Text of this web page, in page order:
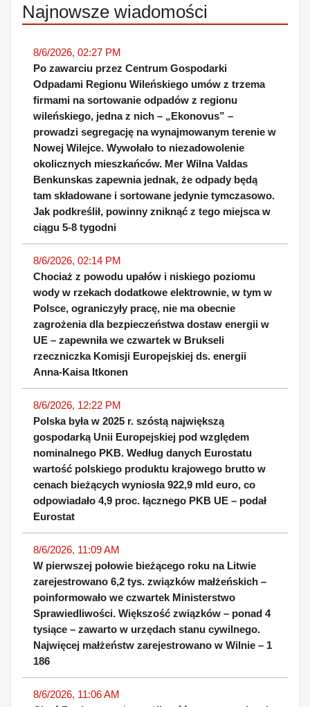
Najnowsze wiadomości
8/6/2026, 02:27 PM
Po zawarciu przez Centrum Gospodarki
Odpadami Regionu Wileńskiego umów z trzema
firmami na sortowanie odpadów z regionu
wileńskiego, jedna z nich – „Ekonovus” –
prowadzi segregację na wynajmowanym terenie w
Nowej Wilejce. Wywołało to niezadowolenie
okolicznych mieszkańców. Mer Wilna Valdas
Benkunskas zapewnia jednak, że odpady będą
tam składowane i sortowane jedynie tymczasowo.
Jak podkreślił, powinny zniknąć z tego miejsca w
ciągu 5-8 tygodni
8/6/2026, 02:14 PM
Chociaż z powodu upałów i niskiego poziomu
wody w rzekach dodatkowe elektrownie, w tym w
Polsce, ograniczyły pracę, nie ma obecnie
zagrożenia dla bezpieczeństwa dostaw energii w
UE – zapewniła we czwartek w Brukseli
rzeczniczka Komisji Europejskiej ds. energii
Anna-Kaisa Itkonen
8/6/2026, 12:22 PM
Polska była w 2025 r. szóstą największą
gospodarką Unii Europejskiej pod względem
nominalnego PKB. Według danych Eurostatu
wartość polskiego produktu krajowego brutto w
cenach bieżących wyniosła 922,9 mld euro, co
odpowiadało 4,9 proc. łącznego PKB UE – podał
Eurostat
8/6/2026, 11:09 AM
W pierwszej połowie bieżącego roku na Litwie
zarejestrowano 6,2 tys. związków małżeńskich –
poinformowało we czwartek Ministerstwo
Sprawiedliwości. Większość związków – ponad 4
tysiące – zawarto w urzędach stanu cywilnego.
Najwięcej małżeństw zarejestrowano w Wilnie – 1
186
8/6/2026, 11:06 AM